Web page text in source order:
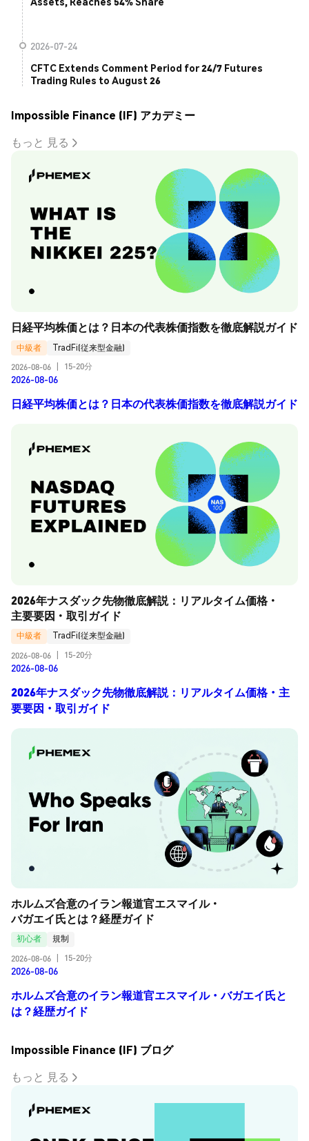
2026-07-24
CFTC Extends Comment Period for 24/7 Futures
Trading Rules to August 26
Impossible Finance (IF) アカデミー
もっと 見る
日経平均株価とは？日本の代表株価指数を徹底解説ガイド
中級者
TradFi(従来型金融)
2026-08-06
15-20分
2026-08-06
日経平均株価とは？日本の代表株価指数を徹底解説ガイド
2026年ナスダック先物徹底解説：リアルタイム価格・
主要要因・取引ガイド
中級者
TradFi(従来型金融)
2026-08-06
15-20分
2026-08-06
2026年ナスダック先物徹底解説：リアルタイム価格・主
要要因・取引ガイド
ホルムズ合意のイラン報道官エスマイル・
バガエイ氏とは？経歴ガイド
初心者
規制
2026-08-06
15-20分
2026-08-06
ホルムズ合意のイラン報道官エスマイル・バガエイ氏と
は？経歴ガイド
Impossible Finance (IF) ブログ
もっと 見る